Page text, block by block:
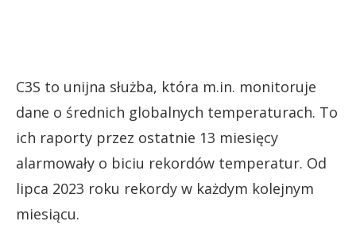
C3S to unijna służba, która m.in. monitoruje
dane o średnich globalnych temperaturach. To
ich raporty przez ostatnie 13 miesięcy
alarmowały o biciu rekordów temperatur. Od
lipca 2023 roku rekordy w każdym kolejnym
miesiącu.